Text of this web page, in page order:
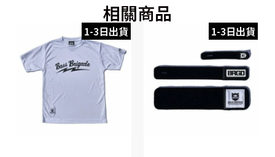
相關商品
1-3日出貨 1-3日出貨